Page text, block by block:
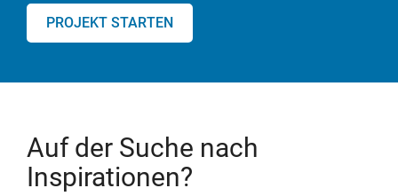
PROJEKT STARTEN
Auf der Suche nach
Inspirationen?